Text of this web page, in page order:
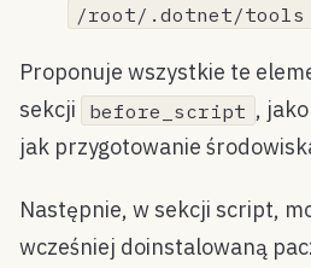
/root/.dotnet/tools
Proponuje wszystkie te
sekcji
before_script ,
jak przygotowanie
Następnie, w sekcji script,
wcześniej doinstalowaną